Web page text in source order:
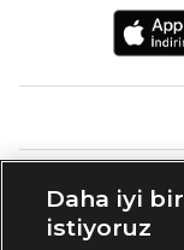
Daha iyi
istiyoruz